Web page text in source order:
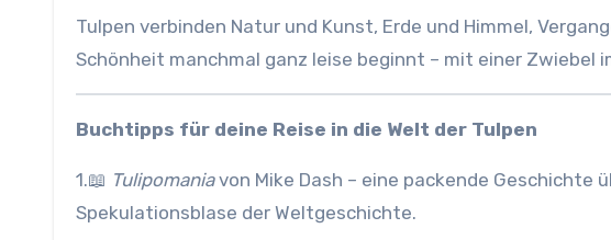
Tulpen verbinden Natur und Kunst, Erde und Himmel,
Schönheit manchmal ganz leise beginnt – mit einer Zwiebel
Buchtipps für deine Reise in die Welt der Tulpen
1.📖 Tulipomaniavon Mike Dash – eine packende Geschichte
Spekulationsblase der Weltgeschichte.